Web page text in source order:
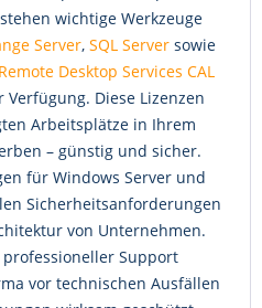
wichtige Werkzeuge
Server, SQL Server sowie
Remote Desktop Services CAL
Verfügung. Diese Lizenzen
Arbeitsplätze in Ihrem
– günstig und sicher.
für Windows Server und
Sicherheitsanforderungen
von Unternehmen.
Support
vor technischen Ausfällen